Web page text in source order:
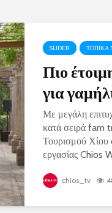
SLIDER ΤΟΠΙΚΑ
Πιο
για
Με μεγάλη
κατά σειρά fam
Τουρισμού Χίου
εργασίας Chios
chios_tv